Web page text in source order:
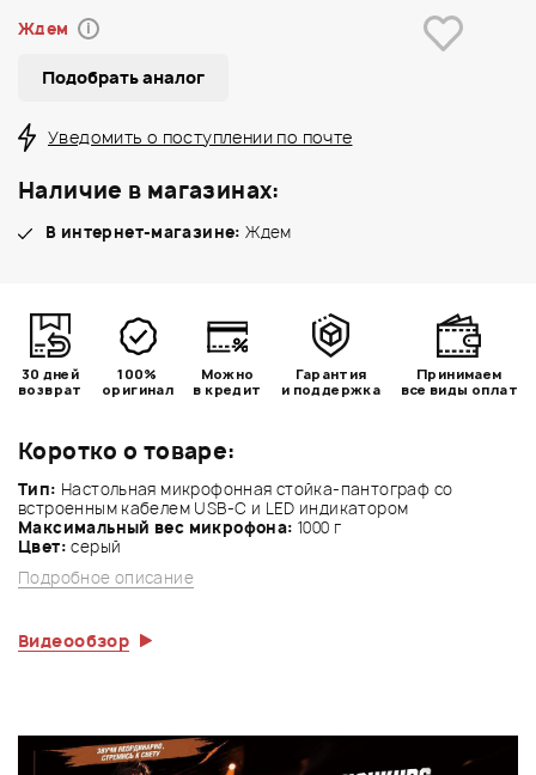
Коротко о товаре:
Тип: Настольная микрофонная стойка-пантограф со
встроенным кабелем USB-C и LED индикатором
Максимальный вес микрофона: 1000 г
Цвет: серый
Подробное описание
Видеообзор
Ждем i
Подобрать аналог
Уведомить о поступлении по почте
Наличие в магазинах:
В интернет-магазине: Ждем
30 дней
возврат
100%
оригинал
Можно
в кредит
Гарантия
и поддержка
Принимаем
все виды оплат